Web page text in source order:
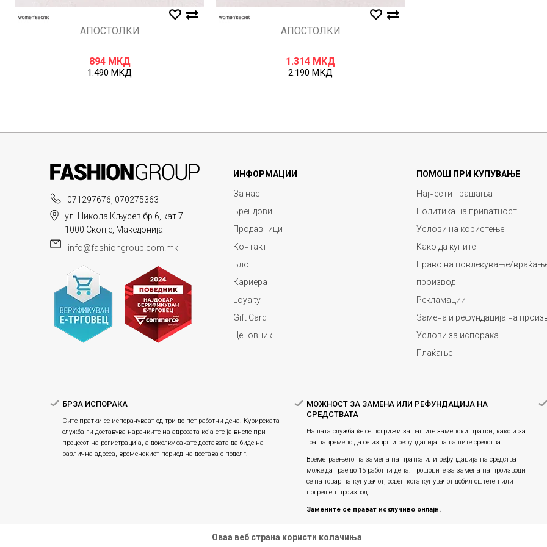
АПОСТОЛКИ
894 МКД
1.490МКД
АПОСТОЛКИ
1.314 МКД
2.190МКД
071297676, 070275363
ул. Никола Кљусев бр.6, кат 7
1000 Скопје, Македонија
info@fashiongroup.com.mk
ИНФОРМАЦИИ
За нас
Брендови
Продавници
Контакт
Блог
Кариера
Loyalty
Gift Card
Ценовник
ПОМОШ ПРИ КУПУВАЊЕ
Најчести прашања
Политика на приватност
Услови на користење
Како да купите
Право на повлекување/
производ
Рекламации
Замена и рефундација на
Услови за испорака
Плаќање
БРЗА ИСПОРАКА
Сите пратки се испорачуваат од три до пет работни дена. Курирската
служба ги доставува нарачките на адресата која сте ја внеле при
процесот на регистрација, а доколку сакате доставата да биде на
различна адреса, временскиот период на достава е подолг.
МОЖНОСТ ЗА ЗАМЕНА ИЛИ РЕФУНДАЦИЈА НА
СРЕДСТВАТА
Нашата служба ќе се погрижи за вашите заменски пратки, како и за
тоа навремено да се изврши рефундација на вашите средства.
Времетраењето на замена на пратка или рефундацијa на средства
може да трае до 15 работни дена. Трошоците за замена на производи
се на товар на купувачот, освен кога купувачот добил оштетен или
погрешен производ.
Замените се прават исклучиво онлајн.
Праксата на замена на производите продолжува, истите се
заменуваат единствено онлајн и не е можна физичка замена во
Оваа веб страна користи колачиња